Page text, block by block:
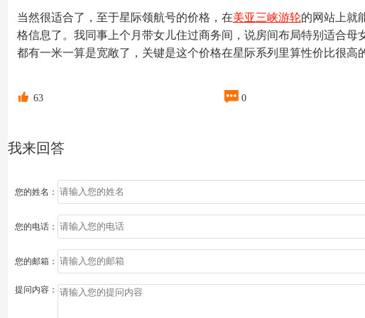
当然很适合了，至于星际领航号的价格，在美亚三峡游轮的网站上就
格信息了。我同事上个月带女儿住过商务间，说房间布局特别适合母
都有一米一算是宽敞了，关键是这个价格在星际系列里算性价比很高
 63  0
我来回答
您的姓名：
您的电话：
您的邮箱：
提问内容：